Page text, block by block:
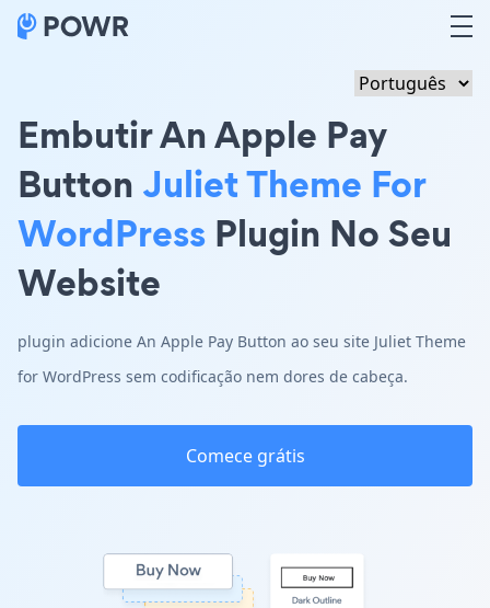
Embutir An Apple Pay
Button Juliet Theme For
WordPress Plugin No Seu
Website
plugin adicione An Apple Pay Button ao seu site Juliet Theme
for WordPress sem codificação nem dores de cabeça.
Comece grátis